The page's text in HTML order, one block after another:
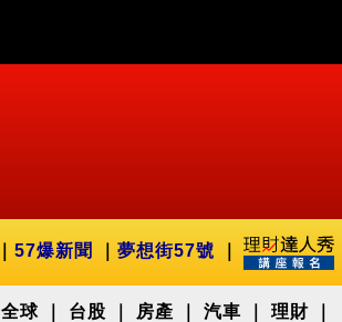
57爆新聞 夢想街57號
全球 台股 房產 汽車 理財